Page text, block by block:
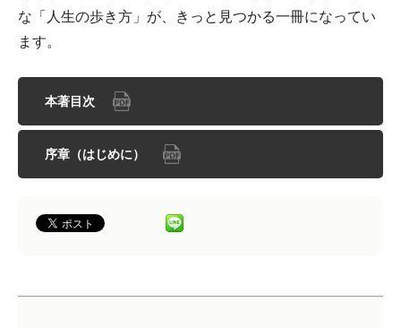
な「人生の歩き方」が、きっと見つかる一冊になってい
ます。
本著目次
序章（はじめに）